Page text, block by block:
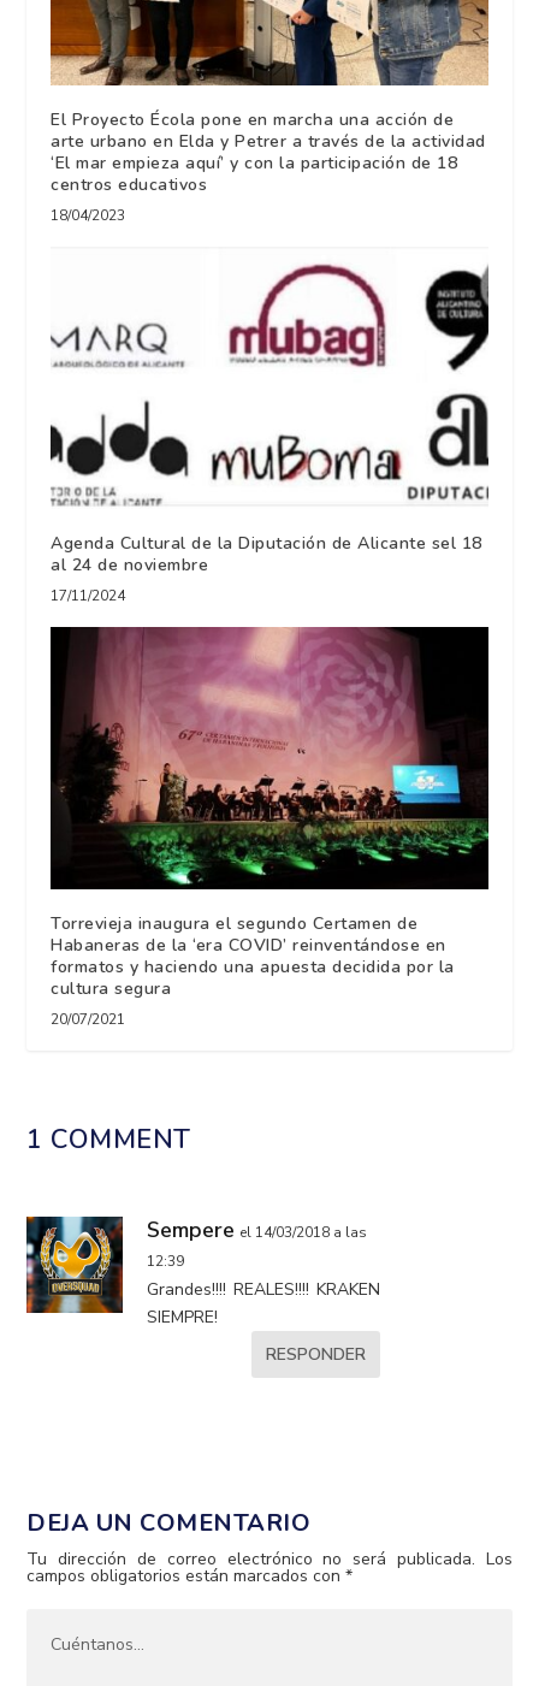
El Proyecto Écola pone en marcha una acción de
arte urbano en Elda y Petrer a través de la actividad
‘El mar empieza aquí’ y con la participación de 18
centros educativos
18/04/2023
Agenda Cultural de la Diputación de Alicante sel 18
al 24 de noviembre
17/11/2024
Torrevieja inaugura el segundo Certamen de
Habaneras de la ‘era COVID’ reinventándose en
formatos y haciendo una apuesta decidida por la
cultura segura
20/07/2021
1 COMMENT
Sempere el 14/03/2018 a las
12:39
Grandes!!!! REALES!!!! KRAKEN
SIEMPRE!
RESPONDER
DEJA UN COMENTARIO
Tu dirección de correo electrónico no será publicada. Los
campos obligatorios están marcados con*